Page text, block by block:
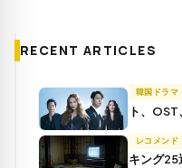
RECENT ARTICLES
韓国ドラマ
ト、
レコメンド
キング25